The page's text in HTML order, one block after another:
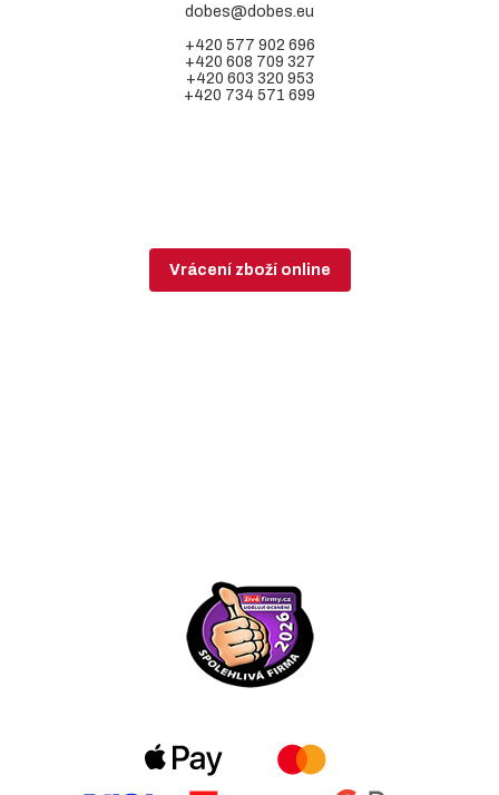
dobes@dobes.eu
+420 577 902 696
+420 608 709 327
+420 603 320 953
+420 734 571 699
Vrácení zboží online